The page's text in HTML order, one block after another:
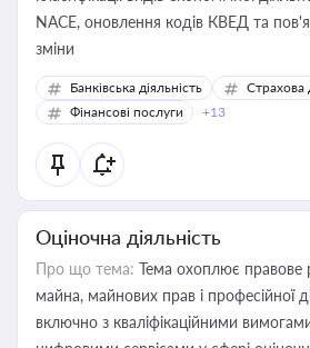
NACE, оновлення кодів КВЕД та
зміни
Банківська діяльність
Страхова
Фінансові послуги
+13
Оціночна діяльність
Про що тема: Тема охоплює правове
майна, майнових прав і професійної
включно з кваліфікаційними